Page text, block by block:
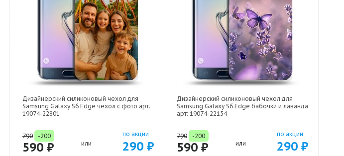
Дизайнерский силиконовый чехол для
Samsung Galaxy S6 Edge чехол с фото арт:
19074-22801
790 -200
590 ₽ или
по акции
290 ₽
Дизайнерский силиконовый чехол для
Samsung Galaxy S6 Edge бабочки и лаванда
арт: 19074-22154
790 -200
590 ₽ или
по акции
290 ₽